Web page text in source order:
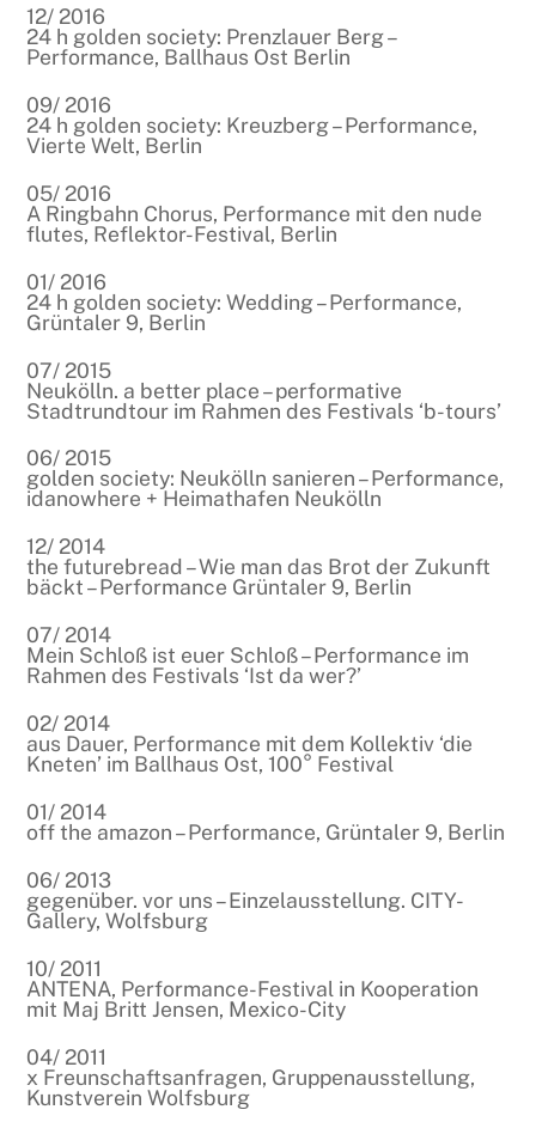
12/ 2016
24 h golden society: Prenzlauer Berg –
Performance, Ballhaus Ost Berlin
09/ 2016
24 h golden society: Kreuzberg – Performance,
Vierte Welt, Berlin
05/ 2016
A Ringbahn Chorus, Performance mit den nude
flutes, Reflektor-Festival, Berlin
01/ 2016
24 h golden society: Wedding – Performance,
Grüntaler 9, Berlin
07/ 2015
Neukölln. a better place – performative
Stadtrundtour im Rahmen des Festivals ‘b-tours’
06/ 2015
golden society: Neukölln sanieren – Performance,
idanowhere + Heimathafen Neukölln
12/ 2014
the futurebread – Wie man das Brot der Zukunft
bäckt – Performance Grüntaler 9, Berlin
07/ 2014
Mein Schloß ist euer Schloß – Performance im
Rahmen des Festivals ‘Ist da wer?’
02/ 2014
aus Dauer, Performance mit dem Kollektiv ‘die
Kneten’ im Ballhaus Ost, 100° Festival
01/ 2014
off the amazon – Performance, Grüntaler 9, Berlin
06/ 2013
gegenüber. vor uns – Einzelausstellung. CITY-
Gallery, Wolfsburg
10/ 2011
ANTENA, Performance-Festival in Kooperation
mit Maj Britt Jensen, Mexico-City
04/ 2011
x Freunschaftsanfragen, Gruppenausstellung,
Kunstverein Wolfsburg